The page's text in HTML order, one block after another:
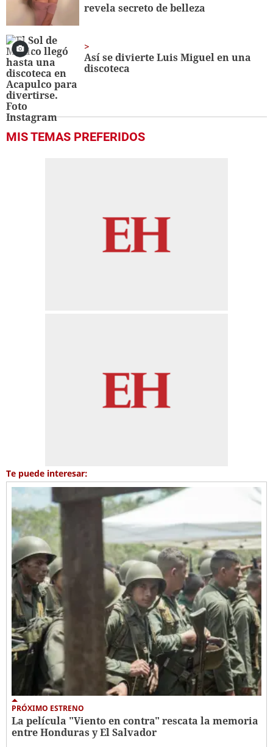
revela secreto de belleza
Así se divierte Luis Miguel en una
discoteca
MIS TEMAS PREFERIDOS
Te puede interesar:
PRÓXIMO ESTRENO
La película "Viento en contra" rescata la memoria
entre Honduras y El Salvador